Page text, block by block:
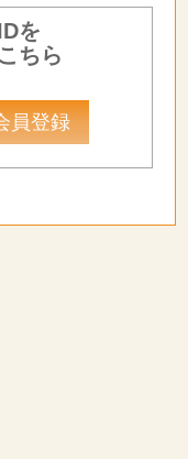
を
ちら
員登録